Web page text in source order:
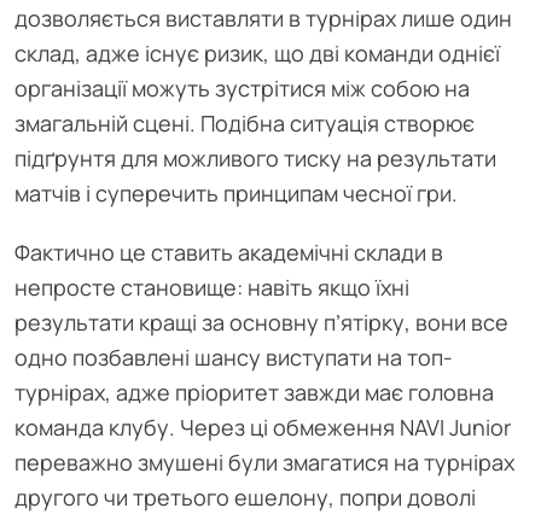
дозволяється виставляти в турнірах лише один
склад, адже існує ризик, що дві команди однієї
організації можуть зустрітися між собою на
змагальній сцені. Подібна ситуація створює
підґрунтя для можливого тиску на результати
матчів і суперечить принципам чесної гри.
Фактично це ставить академічні склади в
непросте становище: навіть якщо їхні
результати кращі за основну п’ятірку, вони все
одно позбавлені шансу виступати на топ-
турнірах, адже пріоритет завжди має головна
команда клубу. Через ці обмеження NAVI Junior
переважно змушені були змагатися на турнірах
другого чи третього ешелону, попри доволі